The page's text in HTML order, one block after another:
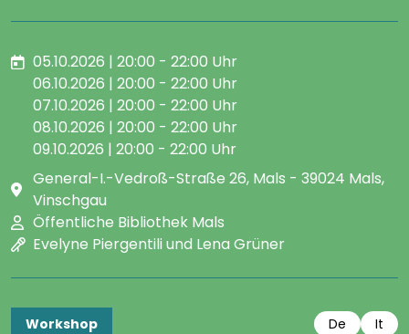
05.10.2026 | 20:00 - 22:00 Uhr
06.10.2026 | 20:00 - 22:00 Uhr
07.10.2026 | 20:00 - 22:00 Uhr
08.10.2026 | 20:00 - 22:00 Uhr
09.10.2026 | 20:00 - 22:00 Uhr
General-I.-Vedroß-Straße 26, Mals - 39024 Mals,
Vinschgau
Öffentliche Bibliothek Mals
Evelyne Piergentili und Lena Grüner
Workshop De It